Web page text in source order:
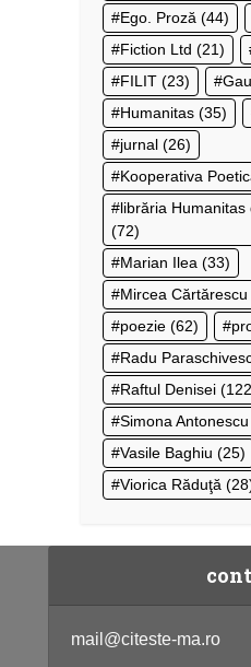
Ego. Proză (44)
Fiction Ltd (21)
FILIT (23)
Humanitas (35)
jurnal (26)
Kooperativa
librăria Humanitas
(72)
Marian Ilea (33)
Mircea Cărtărescu
poezie (62)
Radu
Raftul Denisei
Simona Antonescu
Vasile Baghiu (25)
Viorica Răduţă
mail@citeste-ma.ro